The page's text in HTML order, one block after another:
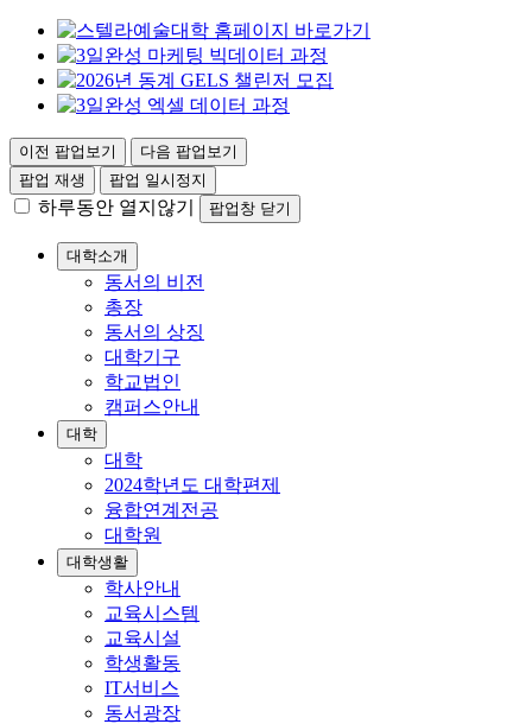
이전 팝업보기
다음 팝업보기
팝업 재생
팝업 일시정지
하루동안 열지않기 팝업창 닫기
대학소개
동서의 비전
총장
동서의 상징
대학기구
학교법인
캠퍼스안내
대학
대학
2024학년도 대학편제
융합연계전공
대학원
대학생활
학사안내
교육시스템
교육시설
학생활동
IT서비스
동서광장